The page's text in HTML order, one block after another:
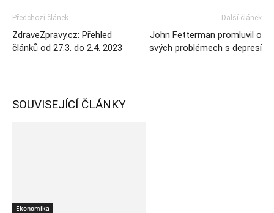
Předchozí článek
ZdraveZpravy.cz: Přehled
článků od 27.3. do 2.4. 2023
Další článek
John Fetterman promluvil o
svých problémech s depresí
SOUVISEJÍCÍ ČLÁNKY
Ekonomika